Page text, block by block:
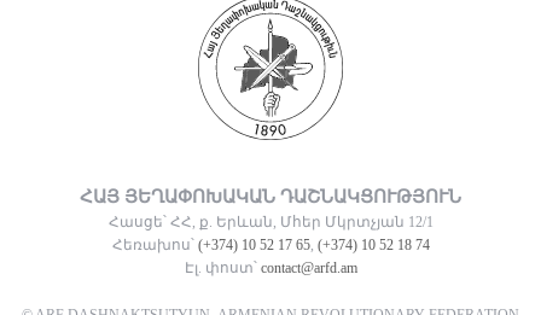
ՀԱՅ ՅԵՂԱՓՈԽԱԿԱՆ ԴԱՇՆԱԿՑՈՒԹՅՈՒՆ
Հասցե՝ ՀՀ, ք. Երևան, Մհեր Մկրտչյան 12/1
Հեռախոս՝ (+374) 10 52 17 65, (+374) 10 52 18 74
Էլ. փոստ՝ contact@arfd.am